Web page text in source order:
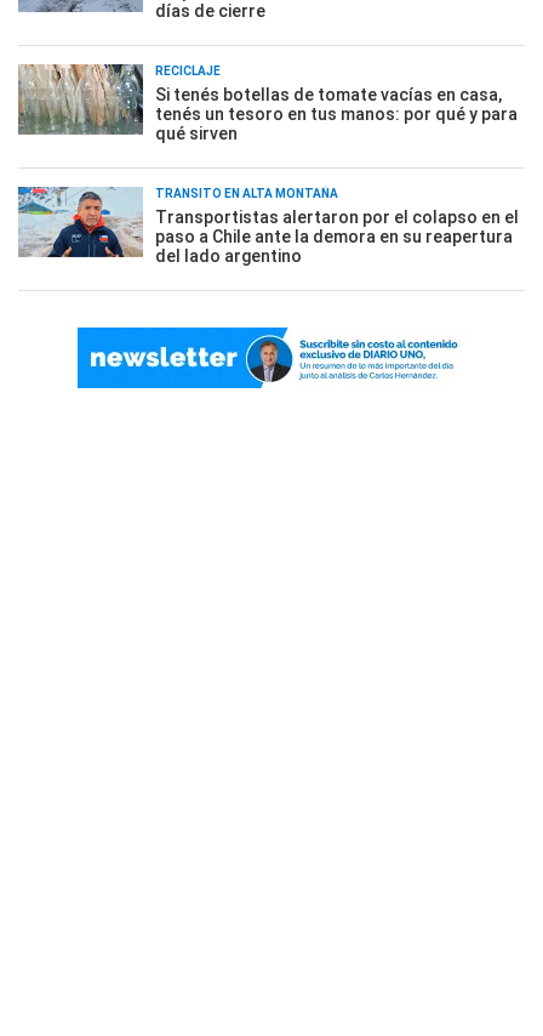
días de cierre
RECICLAJE
Si tenés botellas de tomate vacías en casa,
tenés un tesoro en tus manos: por qué y para
qué sirven
TRÁNSITO EN ALTA MONTAÑA
Transportistas alertaron por el colapso en el
paso a Chile ante la demora en su reapertura
del lado argentino